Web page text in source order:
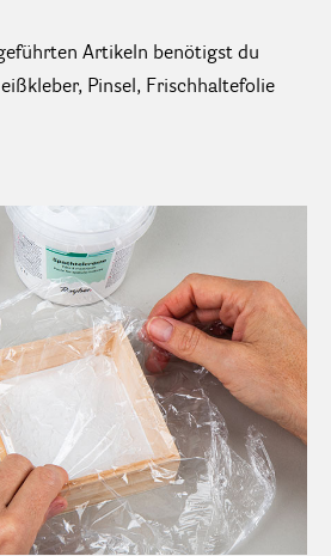
Artikeln benötigst du
Pinsel, Frischhaltefolie